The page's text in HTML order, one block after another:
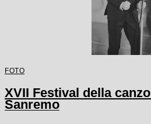
FOTO
XVII Festival della
Sanremo